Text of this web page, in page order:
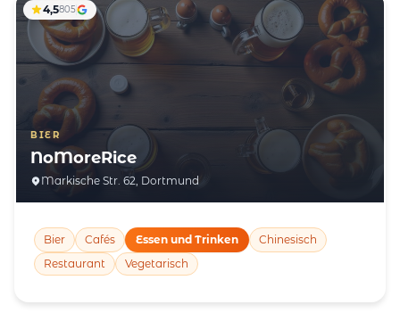
BIER
NoMoreRice
Markische Str. 62, Dortmund
4,5805
Bier Cafés Essen und Trinken
Chinesisch
Restaurant
Vegetarisch